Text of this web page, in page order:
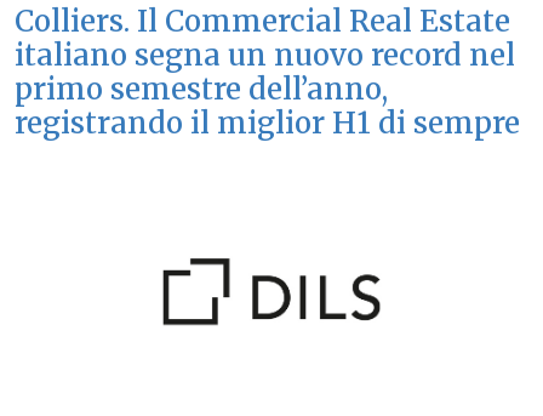
Colliers. Il Commercial Real Estate
italiano segna un nuovo record nel
primo semestre dell’anno,
registrando il miglior H1 di sempre